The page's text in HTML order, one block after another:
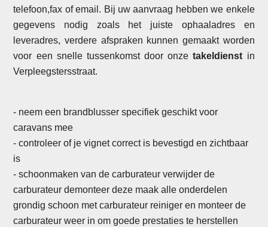
telefoon,fax of email. Bij uw aanvraag hebben we enkele
gegevens nodig zoals het juiste ophaaladres en
leveradres, verdere afspraken kunnen gemaakt worden
voor een snelle tussenkomst door onzetakeldienst in
Verpleegstersstraat.
- neem een brandblusser specifiek geschikt voor
caravans mee
- controleer of je vignet correct is bevestigd en zichtbaar
is
- schoonmaken van de carburateur verwijder de
carburateur demonteer deze maak alle onderdelen
grondig schoon met carburateur reiniger en monteer de
carburateur weer in om goede prestaties te herstellen